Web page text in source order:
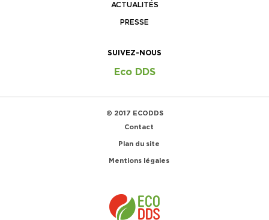
ACTUALITÉS
PRESSE
SUIVEZ-NOUS
Eco DDS
© 2017 ECODDS
Contact
Plan du site
Mentions légales